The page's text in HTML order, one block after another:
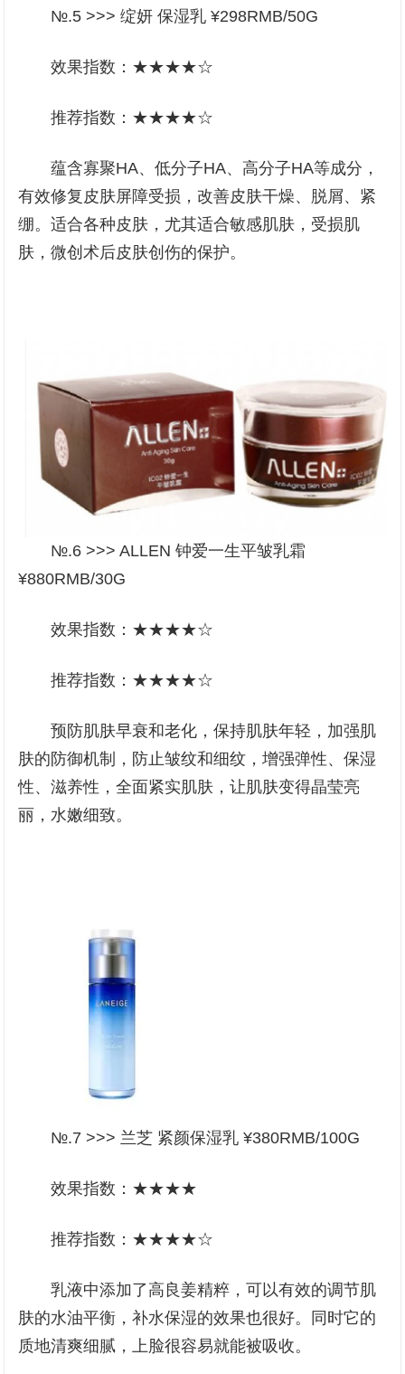
№.5 >>> 绽妍 保湿乳 ¥298RMB/50G
效果指数：★★★★☆
推荐指数：★★★★☆
蕴含寡聚HA、低分子HA、高分子HA等成分，
有效修复皮肤屏障受损，改善皮肤干燥、脱屑、紧
绷。适合各种皮肤，尤其适合敏感肌肤，受损肌
肤，微创术后皮肤创伤的保护。
№.6 >>> ALLEN 钟爱一生平皱乳霜
¥880RMB/30G
效果指数：★★★★☆
推荐指数：★★★★☆
预防肌肤早衰和老化，保持肌肤年轻，加强肌
肤的防御机制，防止皱纹和细纹，增强弹性、保湿
性、滋养性，全面紧实肌肤，让肌肤变得晶莹亮
丽，水嫩细致。
№.7 >>> 兰芝 紧颜保湿乳 ¥380RMB/100G
效果指数：★★★★
推荐指数：★★★★☆
乳液中添加了高良姜精粹，可以有效的调节肌
肤的水油平衡，补水保湿的效果也很好。同时它的
质地清爽细腻，上脸很容易就能被吸收。